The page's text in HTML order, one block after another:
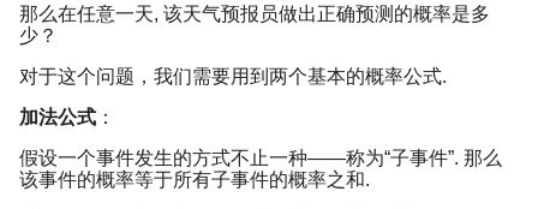
那么在任意一天, 该天气预报员做出正确预测的概率是多
少？
对于这个问题，我们需要用到两个基本的概率公式.
加法公式 ：
假设一个事件发生的方式不止一种——称为“子事件”. 那么
该事件的概率等于所有子事件的概率之和.